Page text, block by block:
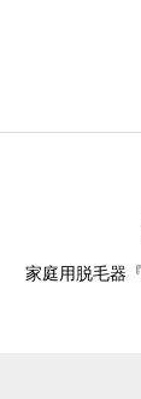
家庭用脱毛器